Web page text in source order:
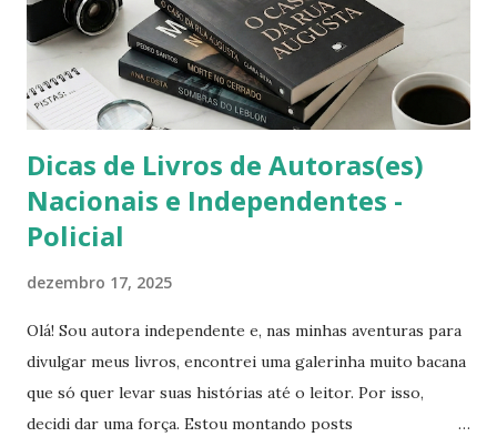
Dicas de Livros de Autoras(es)
Nacionais e Independentes -
Policial
dezembro 17, 2025
Olá! Sou autora independente e, nas minhas aventuras para
divulgar meus livros, encontrei uma galerinha muito bacana
que só quer levar suas histórias até o leitor. Por isso,
decidi dar uma força. Estou montando posts